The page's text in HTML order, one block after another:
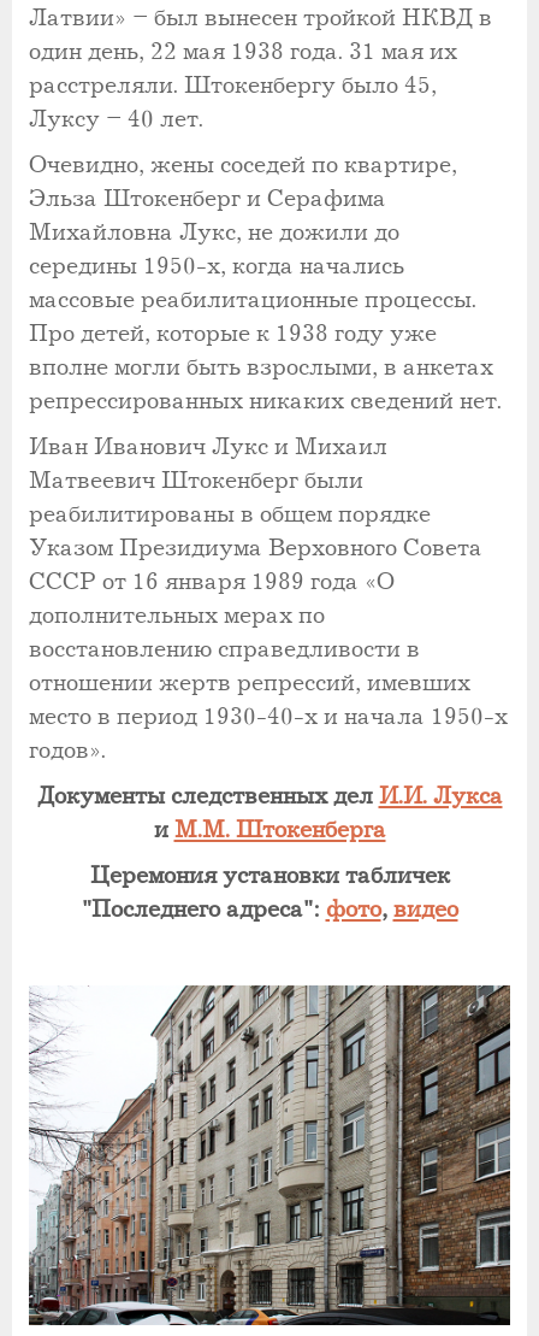
Латвии» – был вынесен тройкой НКВД в
один день, 22 мая 1938 года. 31 мая их
расстреляли. Штокенбергу было 45,
Луксу – 40 лет.
Очевидно, жены соседей по квартире,
Эльза Штокенберг и Серафима
Михайловна Лукс, не дожили до
середины 1950-х, когда начались
массовые реабилитационные процессы.
Про детей, которые к 1938 году уже
вполне могли быть взрослыми, в анкетах
репрессированных никаких сведений нет.
Иван Иванович Лукс и Михаил
Матвеевич Штокенберг были
реабилитированы в общем порядке
Указом Президиума Верховного Совета
СССР от 16 января 1989 года «О
дополнительных мерах по
восстановлению справедливости в
отношении жертв репрессий, имевших
место в период 1930-40-х и начала 1950-х
годов».
Документы следственных дел И.И. Лукса
и М.М. Штокенберга
Церемония установки табличек
"Последнего адреса": фото, видео